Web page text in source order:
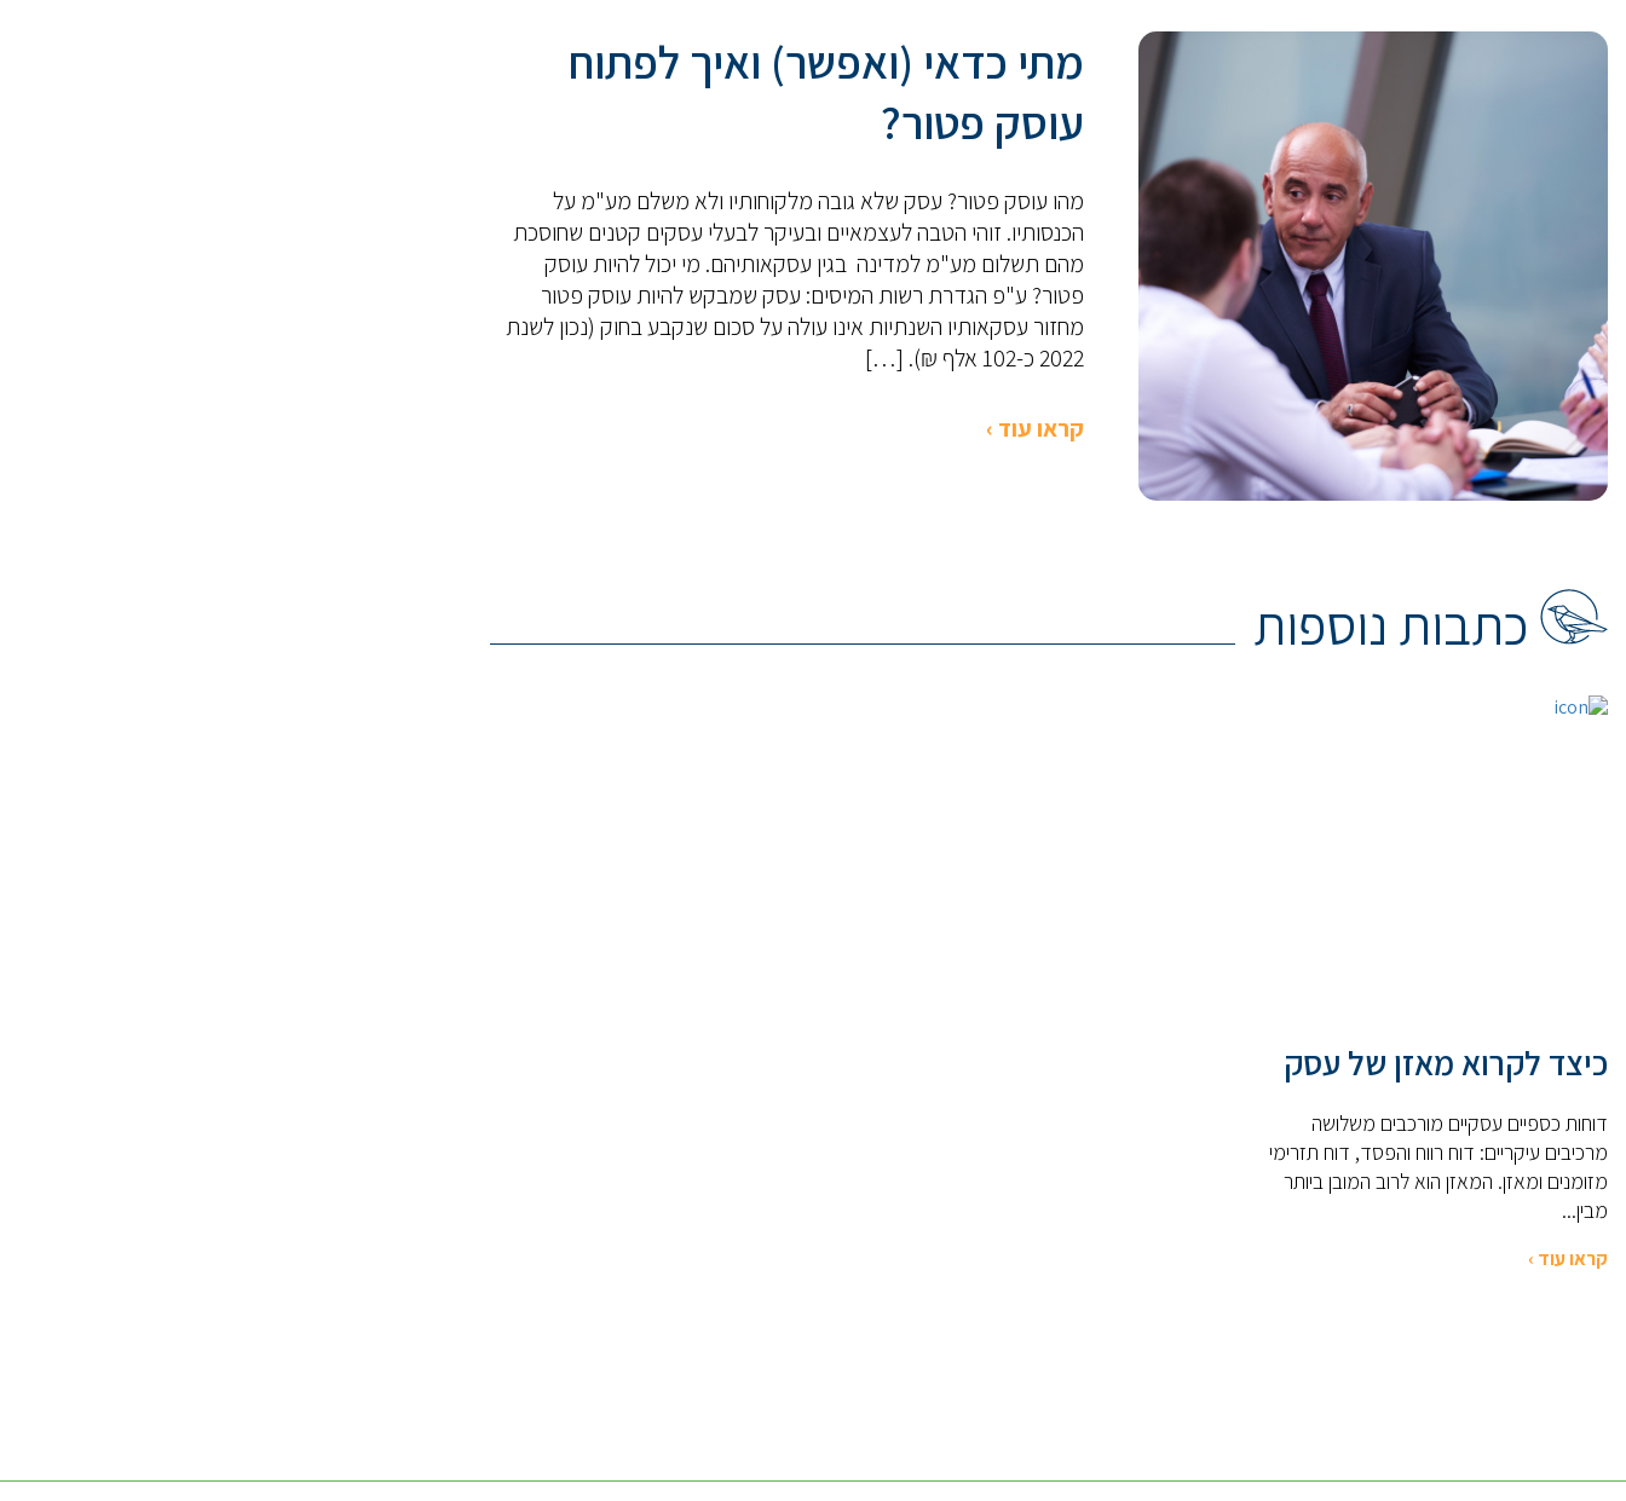
מתי כדאי (ואפשר) ואיך לפתוח
עוסק פטור?
מהו עוסק פטור? עסק שלא גובה מלקוחותיו ולא משלם מע"מ על
הכנסותיו. זוהי הטבה לעצמאיים ובעיקר לבעלי עסקים קטנים שחוסכת
מהם תשלום מע"מ למדינה בגין עסקאותיהם. מי יכול להיות עוסק
פטור? ע"פ הגדרת רשות המיסים: עסק שמבקש להיות עוסק פטור
מחזור עסקאותיו השנתיות אינו עולה על סכום שנקבע בחוק (נכון לשנת
2022 כ-102 אלף ₪). […]
קראו עוד ›
כתבות נוספות
כיצד לקרוא מאזן של עסק
דוחות כספיים עסקיים מורכבים משלושה
מרכיבים עיקריים: דוח רווח והפסד, דוח תזרימי
מזומנים ומאזן. המאזן הוא לרוב המובן ביותר
מבין...
קראו עוד ›